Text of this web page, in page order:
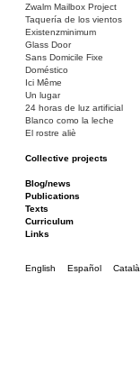
Zwalm Mailbox Project
Taquería de los vientos
Existenzminimum
Glass Door
Sans Domicile Fixe
Doméstico
Ici Même
Un lugar
24 horas de luz artificial
Blanco como la leche
El rostre aliè
Collective projects
Ciza Muzej
Roulotte
Canòdrom/Canòdrom
ON Prat
Rieres/Rambles
Blog/news
Publications
Texts
Curriculum
Links
English Español Català